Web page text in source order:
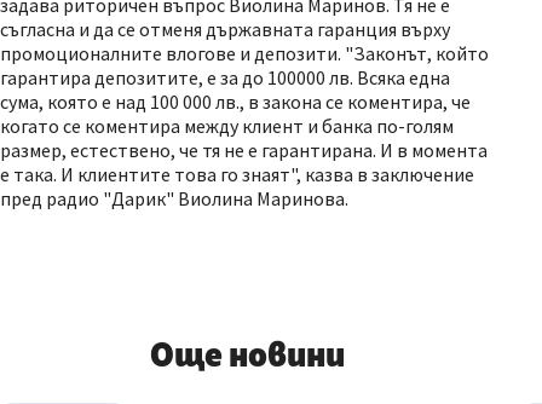
задава риторичен въпрос Виолина Маринов. Тя не е
съгласна и да се отменя държавната гаранция върху
промоционалните влогове и депозити. "Законът, който
гарантира депозитите, е за до 100000 лв. Всяка една
сума, която е над 100 000 лв., в закона се коментира, че
когато се коментира между клиент и банка по-голям
размер, естествено, че тя не е гарантирана. И в момента
е така. И клиентите това го знаят", казва в заключение
пред радио "Дарик" Виолина Маринова.
Още новини